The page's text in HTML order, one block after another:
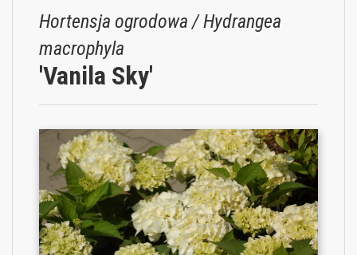
Hortensja ogrodowa / Hydrangea
macrophyla
'Vanila Sky'